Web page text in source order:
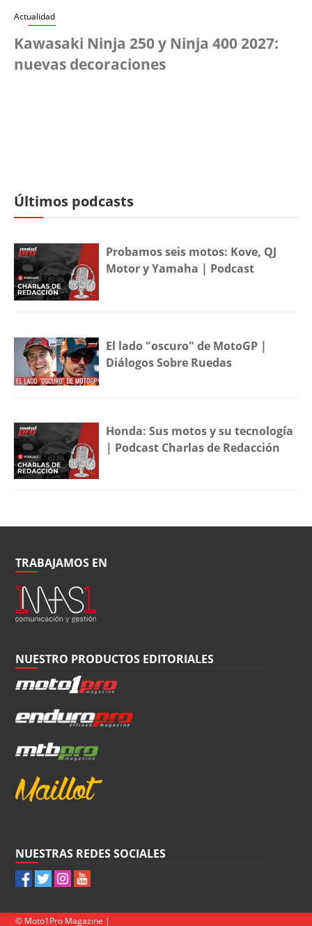
Actualidad
Kawasaki Ninja 250 y Ninja 400 2027:
nuevas decoraciones
Últimos podcasts
Probamos seis motos: Kove, QJ
Motor y Yamaha | Podcast
El lado "oscuro" de MotoGP |
Diálogos Sobre Ruedas
Honda: Sus motos y su tecnología
| Podcast Charlas de Redacción
TRABAJAMOS EN
NUESTRO PRODUCTOS EDITORIALES
NUESTRAS REDES SOCIALES
© Moto1Pro Magazine |